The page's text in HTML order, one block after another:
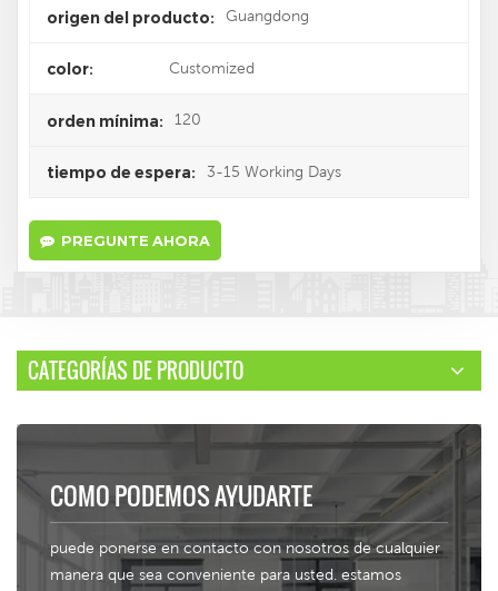
origen del producto: Guangdong
color: Customized
orden mínima: 120
tiempo de espera: 3-15 Working Days
PREGUNTE AHORA
CATEGORÍAS DE PRODUCTO
COMO PODEMOS AYUDARTE
puede ponerse en contacto con nosotros de cualquier
manera que sea conveniente para usted. estamos